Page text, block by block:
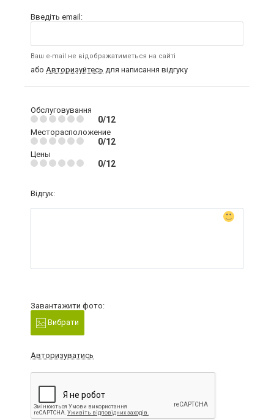
Введіть email:
Ваш e-mail не відображатиметься на сайті
або Авторизуйтесь для написання відгуку
Обслуговування
0/12
Месторасположение
0/12
Цены
0/12
Відгук:
Завантажити фото:
Вибрати
Авторизуватись